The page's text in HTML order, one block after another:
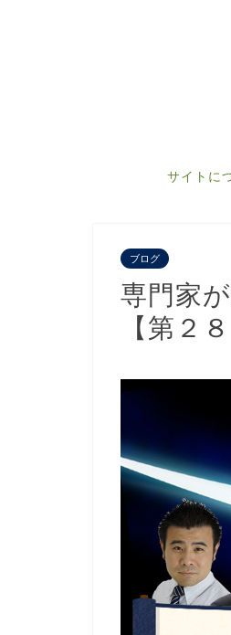
サイトに
ブログ
専門家
【第２